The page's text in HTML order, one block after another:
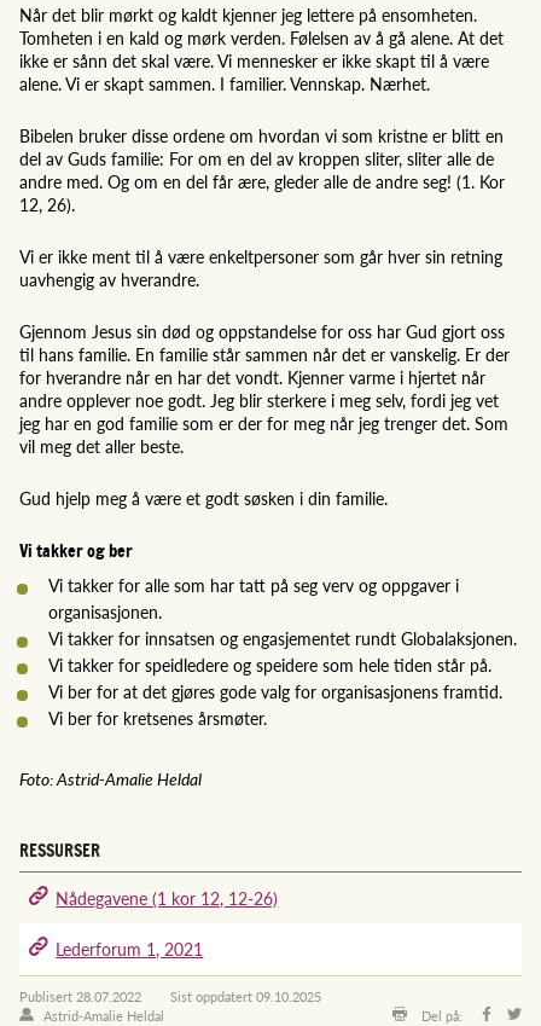
Når det blir mørkt og kaldt kjenner jeg lettere på ensomheten.
Tomheten i en kald og mørk verden. Følelsen av å gå alene. At det
ikke er sånn det skal være. Vi mennesker er ikke skapt til å være
alene. Vi er skapt sammen. I familier. Vennskap. Nærhet.
Bibelen bruker disse ordene om hvordan vi som kristne er blitt en
del av Guds familie: For om en del av kroppen sliter, sliter alle de
andre med. Og om en del får ære, gleder alle de andre seg! (1. Kor
12, 26).
Vi er ikke ment til å være enkeltpersoner som går hver sin retning
uavhengig av hverandre.
Gjennom Jesus sin død og oppstandelse for oss har Gud gjort oss
til hans familie. En familie står sammen når det er vanskelig. Er der
for hverandre når en har det vondt. Kjenner varme i hjertet når
andre opplever noe godt. Jeg blir sterkere i meg selv, fordi jeg vet
jeg har en god familie som er der for meg når jeg trenger det. Som
vil meg det aller beste.
Gud hjelp meg å være et godt søsken i din familie.
Vi takker og ber
Vi takker for alle som har tatt på seg verv og oppgaver i
organisasjonen.
Vi takker for innsatsen og engasjementet rundt Globalaksjonen.
Vi takker for speidledere og speidere som hele tiden står på.
Vi ber for at det gjøres gode valg for organisasjonens framtid.
Vi ber for kretsenes årsmøter.
Foto: Astrid-Amalie Heldal
RESSURSER
Nådegavene (1 kor 12, 12-26)
Lederforum 1, 2021
Publisert 28.07.2022 Sist oppdatert09.10.2025
Astrid-Amalie Heldal
Del på: